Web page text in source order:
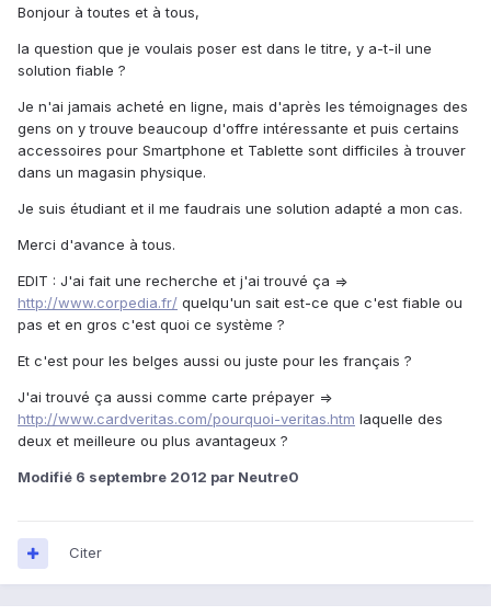
Bonjour à toutes et à tous,
la question que je voulais poser est dans le titre, y a-t-il une
solution fiable ?
Je n'ai jamais acheté en ligne, mais d'après les témoignages des
gens on y trouve beaucoup d'offre intéressante et puis certains
accessoires pour Smartphone et Tablette sont difficiles à trouver
dans un magasin physique.
Je suis étudiant et il me faudrais une solution adapté a mon cas.
Merci d'avance à tous.
EDIT : J'ai fait une recherche et j'ai trouvé ça =>
http://www.corpedia.fr/ quelqu'un sait est-ce que c'est fiable ou
pas et en gros c'est quoi ce système ?
Et c'est pour les belges aussi ou juste pour les français ?
J'ai trouvé ça aussi comme carte prépayer =>
http://www.cardveritas.com/pourquoi-veritas.htm laquelle des
deux et meilleure ou plus avantageux ?
Modifié 6 septembre 2012 par Neutre0
Citer